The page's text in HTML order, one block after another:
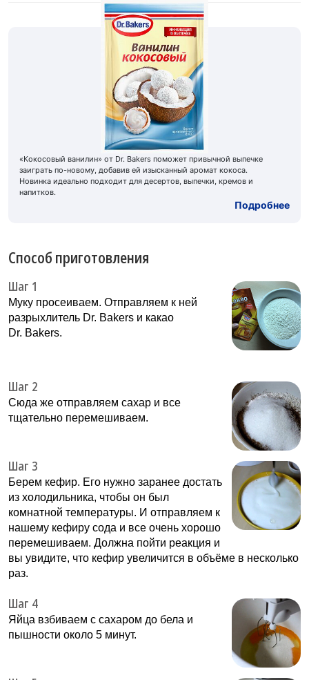
«Кокосовый ванилин» от Dr. Bakers поможет привычной выпечке
заиграть по-новому, добавив ей изысканный аромат кокоса.
Новинка идеально подходит для десертов, выпечки, кремов и
напитков.
Подробнее
Способ приготовления
Шаг 1
Муку просеиваем. Отправляем к ней
разрыхлитель Dr. Bakers и какао
Dr. Bakers.
Шаг 2
Сюда же отправляем сахар и все
тщательно перемешиваем.
Шаг 3
Берем кефир. Его нужно заранее достать
из холодильника, чтобы он был
комнатной температуры. И отправляем к
нашему кефиру сода и все очень хорошо
перемешиваем. Должна пойти реакция и
вы увидите, что кефир увеличится в объёме в несколько
раз.
Шаг 4
Яйца взбиваем с сахаром до бела и
пышности около 5 минут.